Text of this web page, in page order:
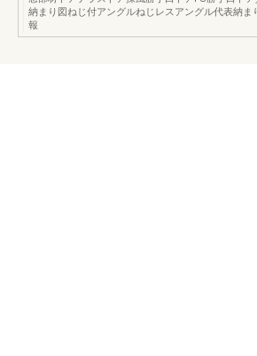
納まり図ねじ付アングルねじレスアングル代表納ま
報